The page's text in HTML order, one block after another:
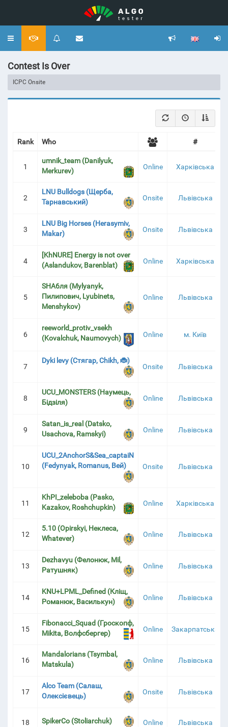
Toggle
Contest Is Over
ICPC Onsite
Rank Who #
1
umnik_team (Danilyuk,
Merkurev)
Online Харківська
2
LNU Bulldogs (Щерба,
Тарнавський)
Onsite Львівська
3
LNU Big Horses (Herasymiv,
Makar)
Onsite Львівська
4
[KhNURE] Energy is not over
(Aslandukov, Barenblat)
Online Харківська
5
SHA6ля (Mylyanyk,
Пилипович, Lyubinets,
Menshykov)
Online Львівська
6
reeworld_protiv_vsekh
(Kovalchuk, Naumovych)
Online м. Київ
7
Dyki levy (Стягар, Chikh, 🐞)
Onsite Львівська
8
UCU_MONSTERS (Наумець,
Бідзіля)
Online Львівська
9
Satan_is_real (Datsko,
Usachova, Ramskyi)
Online Львівська
10
UCU_2AnchorS&Sea_captaiN
(Fedynyak, Romanus, Вей)
Onsite Львівська
11
KhPI_zeleboba (Pasko,
Kazakov, Roshchupkin)
Online Харківська
12
5.10 (Opirskyi, Неклеса,
Whatever)
Online Львівська
13
Dezhavyu (Фелонюк, Mil,
Ратушняк)
Online Львівська
14
KNU+LPML_Defined (Кліщ,
Романюк, Василькун)
Online Львівська
15
Fibonacci_Squad (Гроскопф,
Mikita, Волфсбергер)
Online Закарпатська
16
Mandalorians (Tsymbal,
Matskula)
Online Львівська
17
Alco Team (Салаш,
Олексієвець)
Onsite Львівська
18 SpikerCo (Stoliarchuk) Online Львівська